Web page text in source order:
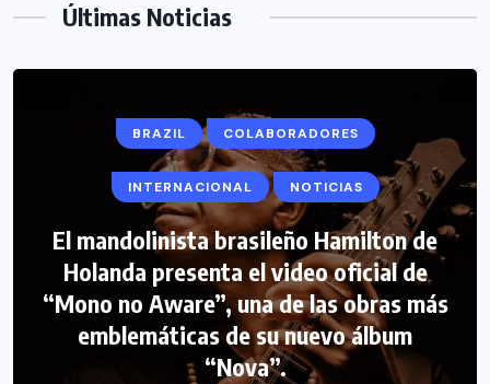
Últimas Noticias
BRAZIL COLABORADORES
INTERNACIONAL NOTICIAS
El mandolinista brasileño Hamilton de
Holanda presenta el video oficial de
“Mono no Aware”, una de las obras más
emblemáticas de su nuevo álbum
“Nova”.